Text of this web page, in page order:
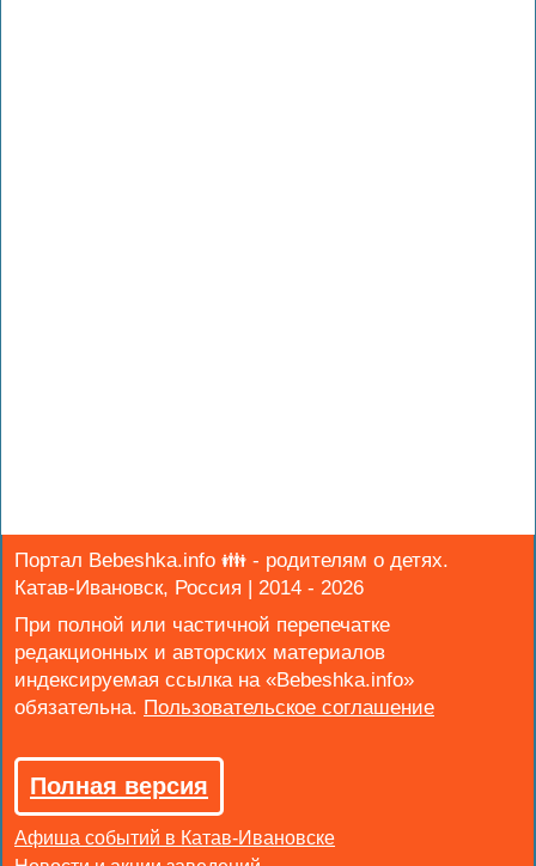
Портал Bebeshka.info 👪 - родителям о детях.
Катав-Ивановск, Россия | 2014 - 2026
При полной или частичной перепечатке
редакционных и авторских материалов
индексируемая ссылка на «Bebeshka.info»
обязательна.
Полная версия
Афиша событий в Катав-Ивановске